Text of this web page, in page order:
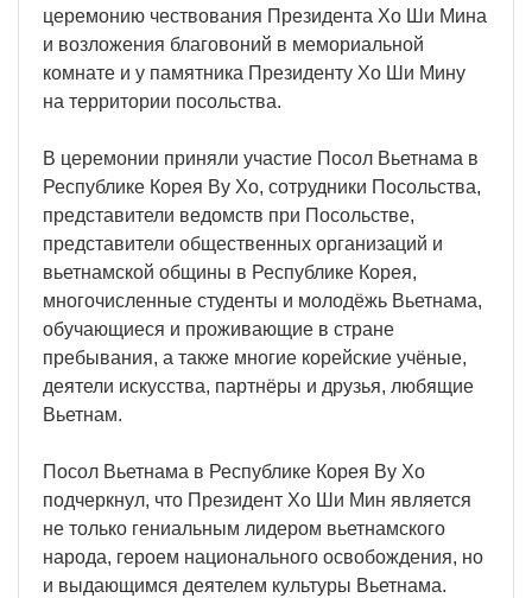
церемонию чествования Президента Хо Ши Мина
и возложения благовоний в мемориальной
комнате и у памятника Президенту Хо Ши Мину
на территории посольства.
В церемонии приняли участие Посол Вьетнама в
Республике Корея Ву Хо, сотрудники Посольства,
представители ведомств при Посольстве,
представители общественных организаций и
вьетнамской общины в Республике Корея,
многочисленные студенты и молодёжь Вьетнама,
обучающиеся и проживающие в стране
пребывания, а также многие корейские учёные,
деятели искусства, партнёры и друзья, любящие
Вьетнам.
Посол Вьетнама в Республике Корея Ву Хо
подчеркнул, что Президент Хо Ши Мин является
не только гениальным лидером вьетнамского
народа, героем национального освобождения, но
и выдающимся деятелем культуры Вьетнама.